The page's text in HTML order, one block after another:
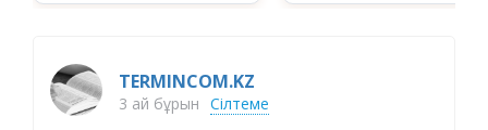
TERMINCOM.KZ
3 ай бұрын Сілтеме